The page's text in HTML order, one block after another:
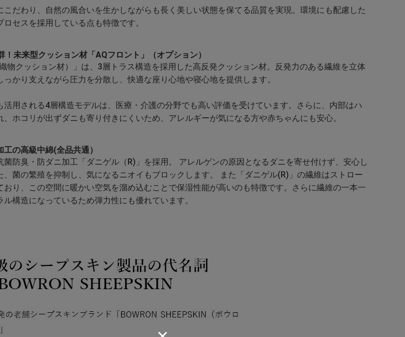
だわり、自然の風合いを生かしながらも長く美しい状態を保てる品質を実現。環境にも配慮した
セスを採用している点も特徴です。
未来型クッション材「AQフロント」（オプション）
物クッション材）」は、3層トラス構造を採用した高反発クッション材。反発力のある繊維を立体
かり支えながら圧力を分散し、快適な座り心地や寝心地を提供します。
活用される4層構造モデルは、医療・介護の分野でも高い評価を受けています。さらに、内部はハ
ホコリが出ずダニも寄り付きにくいため、アレルギーが気になる方や赤ちゃんにも安心。
の高級中綿(全品共通）
菌防臭・防ダニ加工「ダニゲル（R)」を採用。 アレルゲンの原因となるダニを寄せ付けず、安心し
、菌の繁殖を抑制し、気になるニオイもブロックします。 また「ダニゲル(R)」の繊維はストロー
おり、この空間に暖かい空気を溜め込むことで保湿性能が高いのも特徴です。さらに繊維の一本一
構造になっているため弾力性にも優れています。